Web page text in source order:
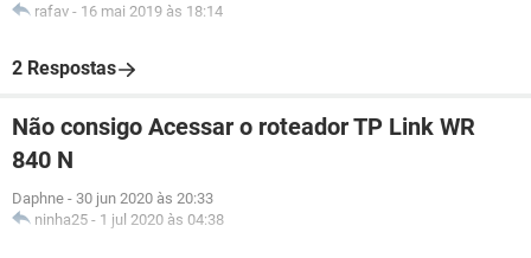
rafav - 16 mai 2019 às 18:14
2 Respostas
Não consigo Acessar o roteador TP Link WR
840 N
Daphne - 30 jun 2020 às 20:33
ninha25 - 1 jul 2020 às 04:38